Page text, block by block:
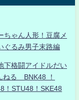
ゃん人形！豆腐メ
ぐるみ男子末路編
格闘アイドルだい
ねる BNK48 ！
！STU48！SKE48